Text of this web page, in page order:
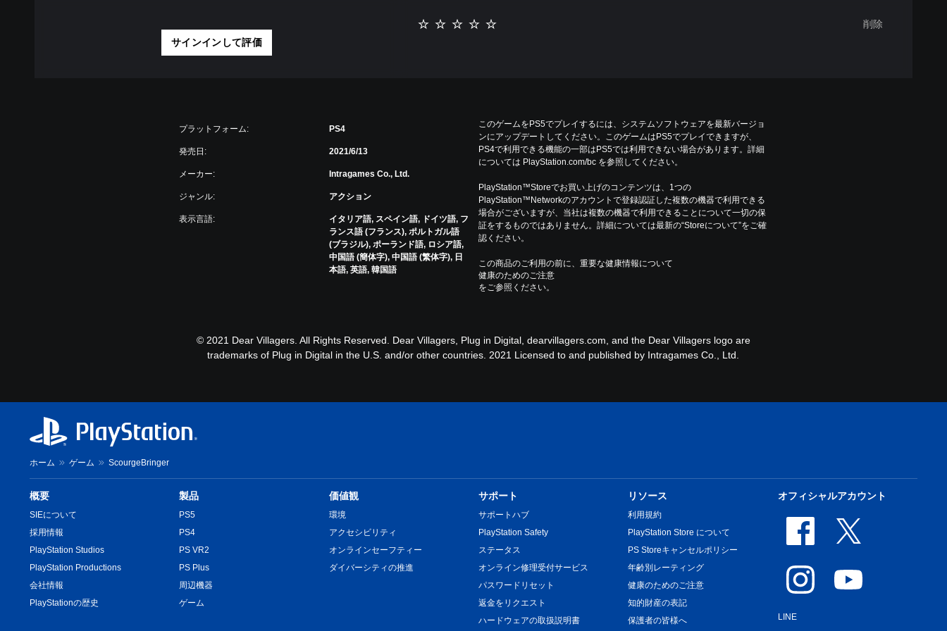
サインインして評価
削除
プラットフォーム: PS4
発売日: 2021/6/13
メーカー: Intragames Co., Ltd.
ジャンル: アクション
表示言語:
イタリア語, スペイン語, ドイツ語, フ
ランス語 (フランス), ポルトガル語
(ブラジル), ポーランド語, ロシア語,
中国語 (簡体字), 中国語 (繁体字), 日
本語, 英語, 韓国語
このゲームをPS5でプレイするには、システムソフトウェアを最新バージョ
ンにアップデートしてください。このゲームはPS5でプレイできますが、
PS4で利用できる機能の一部はPS5では利用できない場合があります。詳細
については PlayStation.com/bc を参照してください。
PlayStation™Storeでお買い上げのコンテンツは、1つの
PlayStation™Networkのアカウントで登録認証した複数の機器で利用できる
場合がございますが、当社は複数の機器で利用できることについて一切の保
証をするものではありません。詳細については最新の“Storeについて”をご確
認ください。
この商品のご利用の前に、重要な健康情報について
健康のためのご注意
をご参照ください。
© 2021 Dear Villagers. All Rights Reserved. Dear Villagers, Plug in Digital, dearvillagers.com, and the Dear Villagers logo are
trademarks of Plug in Digital in the U.S. and/or other countries. 2021 Licensed to and published by Intragames Co., Ltd.
ホーム ゲーム ScourgeBringer
概要
SIEについて
採用情報
PlayStation Studios
PlayStation Productions
会社情報
PlayStationの歴史
製品
PS5
PS4
PS VR2
PS Plus
周辺機器
ゲーム
価値観
環境
アクセシビリティ
オンラインセーフティー
ダイバーシティの推進
サポート
サポートハブ
PlayStation Safety
ステータス
オンライン修理受付サービス
パスワードリセット
返金をリクエスト
ハードウェアの取扱説明書
リソース
利用規約
PlayStation Store について
PS Storeキャンセルポリシー
年齢別レーティング
健康のためのご注意
知的財産の表記
保護者の皆様へ
オフィシャルアカウント
LINE